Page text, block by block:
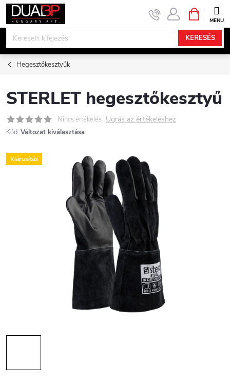
Ugrás
KERESÉS
KOSÁR
Hegesztőkesztyűk
STERLET hegesztőkesztyű
Nincs értékelés Ugrás az értékeléshez
Kód: Változat kiválasztása
Kiárusítás